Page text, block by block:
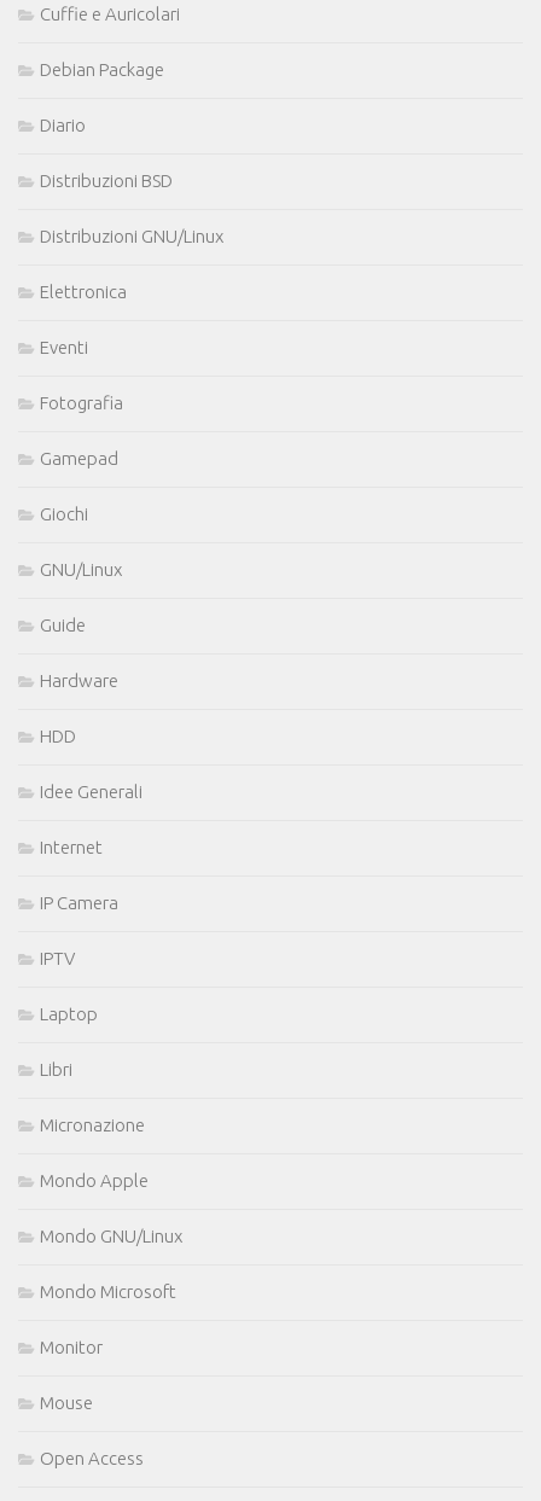
Cuffie e Auricolari
Debian Package
Diario
Distribuzioni BSD
Distribuzioni GNU/Linux
Elettronica
Eventi
Fotografia
Gamepad
Giochi
GNU/Linux
Guide
Hardware
HDD
Idee Generali
Internet
IP Camera
IPTV
Laptop
Libri
Micronazione
Mondo Apple
Mondo GNU/Linux
Mondo Microsoft
Monitor
Mouse
Open Access